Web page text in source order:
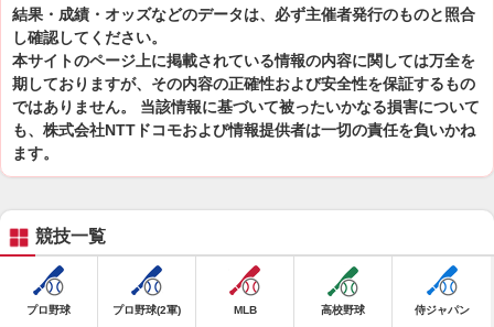
結果・成績・オッズなどのデータは、必ず主催者発行のものと照合
し確認してください。
本サイトのページ上に掲載されている情報の内容に関しては万全を
期しておりますが、その内容の正確性および安全性を保証するもの
ではありません。 当該情報に基づいて被ったいかなる損害について
も、株式会社NTTドコモおよび情報提供者は一切の責任を負いかね
ます。
競技一覧
プロ野球 プロ野球(2軍) MLB 高校野球 侍ジャパン